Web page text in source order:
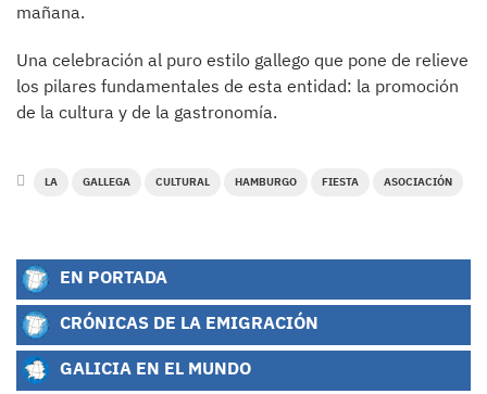
mañana.
Una celebración al puro estilo gallego que pone de relieve
los pilares fundamentales de esta entidad: la promoción
de la cultura y de la gastronomía.
LA GALLEGA CULTURAL HAMBURGO FIESTA ASOCIACIÓN
EN PORTADA
CRÓNICAS DE LA EMIGRACIÓN
GALICIA EN EL MUNDO